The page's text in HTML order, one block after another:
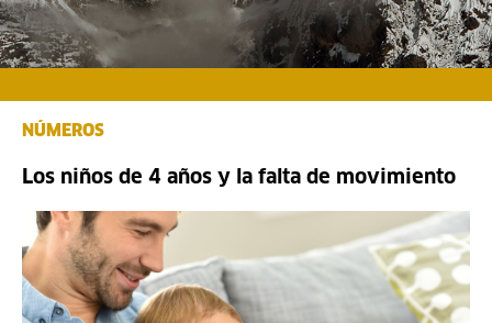
NÚMEROS
Los niños de 4 años y la falta de movimiento